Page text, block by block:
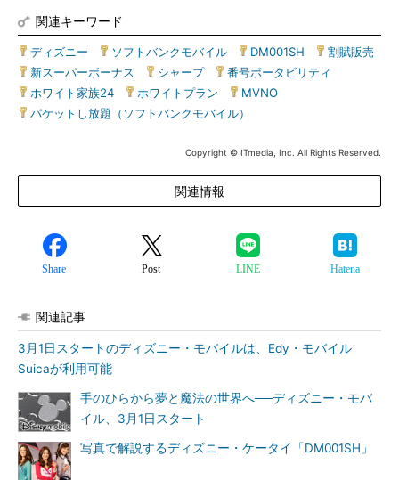
関連キーワード
ディズニー ソフトバンクモバイル DM001SH 割賦販売
新スーパーボーナス
シャープ| 番号ポータビリティ
ホワイト家族24
ホワイトプラン MVNO
パケットし放題（ソフトバンクモバイル）
Copyright © ITmedia, Inc. All Rights Reserved.
関連情報
Share Post LINE Hatena
関連記事
3月1日スタートのディズニー・モバイルは、Edy・モバイル
Suicaが利用可能
手のひらから夢と魔法の世界へ──ディズニー・モバ
イル、3月1日スタート
写真で解説するディズニー・ケータイ「DM001SH」